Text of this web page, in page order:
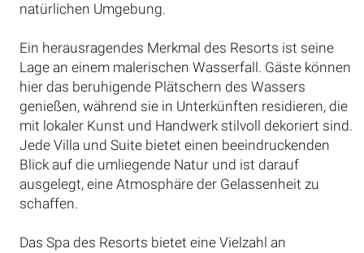
natürlichen Umgebung.
Ein herausragendes Merkmal des Resorts ist seine
Lage an einem malerischen Wasserfall. Gäste können
hier das beruhigende Plätschern des Wassers
genießen, während sie in Unterkünften residieren, die
mit lokaler Kunst und Handwerk stilvoll dekoriert sind.
Jede Villa und Suite bietet einen beeindruckenden
Blick auf die umliegende Natur und ist darauf
ausgelegt, eine Atmosphäre der Gelassenheit zu
schaffen.
Das Spa des Resorts bietet eine Vielzahl an